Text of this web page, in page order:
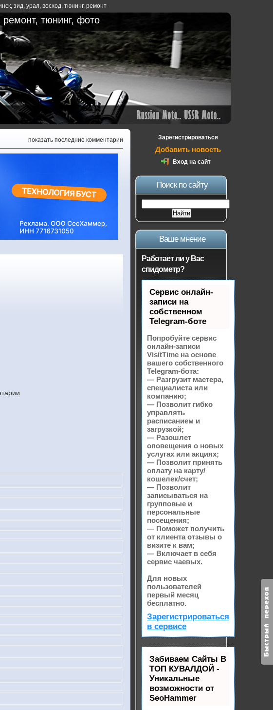
зид, урал, восход,тюнинг,ремонт
тюнинг, фото
показать последние комментарии Зарегистрироваться
Добавить новость
Вход на сайт
Поиск по сайту
Ваше мнение
Работает ли у Вас
спидометр?
Сервис онлайн-
записи на
собственном
Telegram-боте
Попробуйте сервис
онлайн-записи
VisitTime на основе
вашего собственного
Telegram-бота:
— Разгрузит мастера,
специалиста или
компанию;
— Позволит гибко
управлять
расписанием и
загрузкой;
— Разошлет
оповещения о новых
услугах или акциях;
— Позволит принять
оплату на карту/
кошелек/счет;
— Позволит
записываться на
групповые и
персональные
посещения;
— Поможет получить
от клиента отзывы о
визите к вам;
— Включает в себя
сервис чаевых.
Для новых
пользователей
первый месяц
бесплатно.
Зарегистрироваться
в сервисе
Забиваем Сайты В
ТОП КУВАЛДОЙ -
Уникальные
возможности от
SeoHammer